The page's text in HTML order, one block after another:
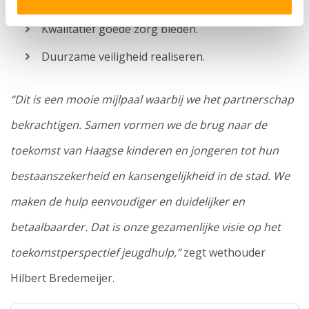
Kwalitatief goede zorg bieden.
Duurzame veiligheid realiseren.
“Dit is een mooie mijlpaal waarbij we het partnerschap
bekrachtigen. Samen vormen we de brug naar de
toekomst van Haagse kinderen en jongeren tot hun
bestaanszekerheid en kansengelijkheid in de stad. We
maken de hulp eenvoudiger en duidelijker en
betaalbaarder. Dat is onze gezamenlijke visie op het
toekomstperspectief jeugdhulp,”zegt wethouder
Hilbert Bredemeijer.